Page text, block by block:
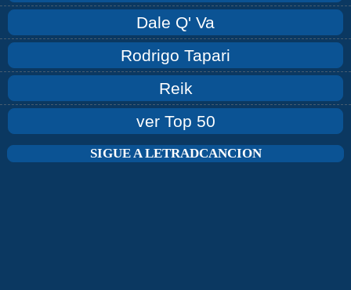
Dale Q' Va
Rodrigo Tapari
Reik
ver Top 50
SIGUE A LETRADCANCION